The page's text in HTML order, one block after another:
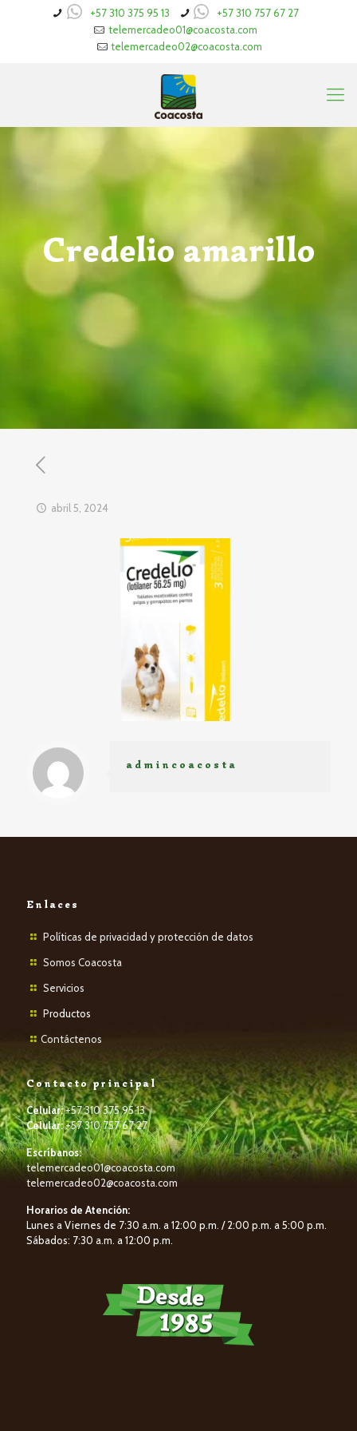
+57 310 375 95 13
+57 310 757 67 27
telemercadeo01@coacosta.com
telemercadeo02@coacosta.com
Credelio amarillo
abril 5, 2024
admincoacosta
Enlaces
Políticas de privacidad y protección de datos
Somos Coacosta
Servicios
Productos
Contáctenos
Contacto principal
Celular:+57 310 375 95 13
Celular:+57 310 757 67 27
Escríbanos:
telemercadeo01@coacosta.com
telemercadeo02@coacosta.com
Horarios de Atención:
Lunes a Viernes de 7:30 a.m. a 12:00 p.m. / 2:00 p.m. a 5:00 p.m.
Sábados: 7:30 a.m. a 12:00 p.m.